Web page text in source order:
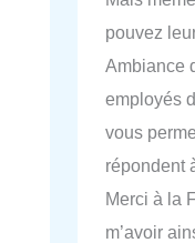
pouvez
Ambiance
employés
vous
répondent
Merci à la
m’avoir